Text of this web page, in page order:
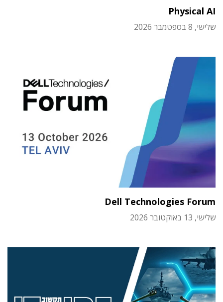
Physical AI
שלישי, 8 בספטמבר 2026
Dell Technologies Forum
שלישי, 13 באוקטובר 2026